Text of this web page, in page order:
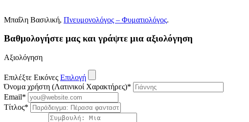
Μπαΐλη Βασιλική, Πνευμονολόγος – Φυματιολόγος.
Βαθμολογήστε μας και γράψτε μια αξιολόγηση
Αξιολόγηση
Επιλέξτε Εικόνες Επιλογή
Όνομα χρήστη (Λατινικοί Χαρακτήρες)*
Email*
Τίτλος*